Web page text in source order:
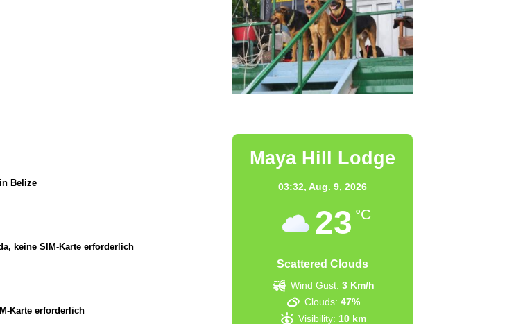
Belize
keine SIM-Karte erforderlich
Karte erforderlich
Maya Hill Lodge
03:32, Aug. 9, 2026
23 °C
Scattered Clouds
Wind Gust: 3 Km/h
Clouds: 47%
Visibility: 10 km